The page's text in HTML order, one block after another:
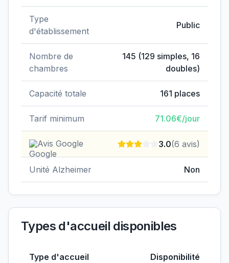
Type
d'établissement
Public
Nombre de
chambres
145 (129 simples, 16
doubles)
Capacité totale 161 places
Tarif minimum 71.06€/jour
Avis Google 3.0(6 avis)
Unité Alzheimer Non
Types d'accueil disponibles
Type d'accueil Disponibilité